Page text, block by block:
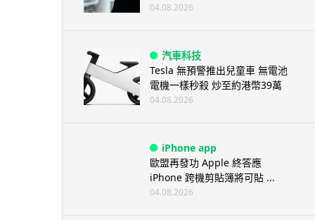
04.08.2026
汽車科技
Tesla 無預警推出兒童車 無電池
電機一樣秒殺 炒至約港幣39萬
04.08.2026
iPhone app
歐盟再發功 Apple 終答應
iPhone 跨機剪貼簿將可貼 ...
04.08.2026